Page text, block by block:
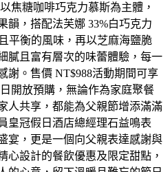
焦糖咖啡巧克力慕斯為主體，
韻，搭配法芙娜 33%白巧克力
平衡的風味，再以芝麻海鹽脆
膩且富有層次的味蕾體驗，每一
謝。售價 NT$988活動期間可享
開放預購，無論作為家庭聚餐
人共享，都能為父親節增添滿滿
皇冠假日酒店總經理石益鳴表
宴，更是一個向父親表達感謝與
心設計的餐飲優惠及限定甜點，